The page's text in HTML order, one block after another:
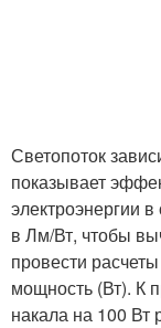
Светопоток
показывает
электроэнергии
в Лм/Вт, чтобы
провести
мощность (Вт). К
накала на 100 Вт